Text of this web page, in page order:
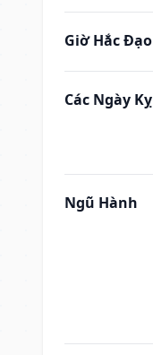
Giờ Hắc Đạo
Các Ngày Kỵ
Ngũ Hành